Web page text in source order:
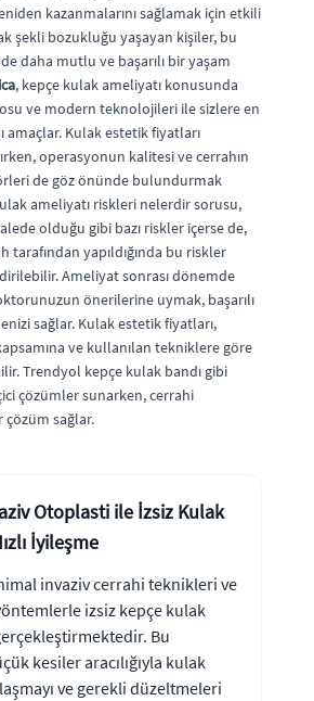
kazanmalarını sağlamak için etkili
şekli bozukluğu yaşayan kişiler, bu
daha mutlu ve başarılı bir yaşam
, kepçe kulak ameliyatı konusunda
ve modern teknolojileri ile sizlere en
amaçlar. Kulak estetik fiyatları
operasyonun kalitesi ve cerrahın
de göz önünde bulundurmak
ameliyatı riskleri nelerdir sorusu,
olduğu gibi bazı riskler içerse de,
tarafından yapıldığında bu riskler
Ameliyat sonrası dönemde
önerilerine uymak, başarılı
sağlar. Kulak estetik fiyatları,
ve kullanılan tekniklere göre
Trendyol kepçe kulak bandı gibi
çözümler sunarken, cerrahi
çözüm sağlar.
Otoplasti ile İzsiz Kulak
İyileşme
invaziv cerrahi teknikleri ve
izsiz kepçe kulak
Bu
kesiler aracılığıyla kulak
ve gerekli düzeltmeleri